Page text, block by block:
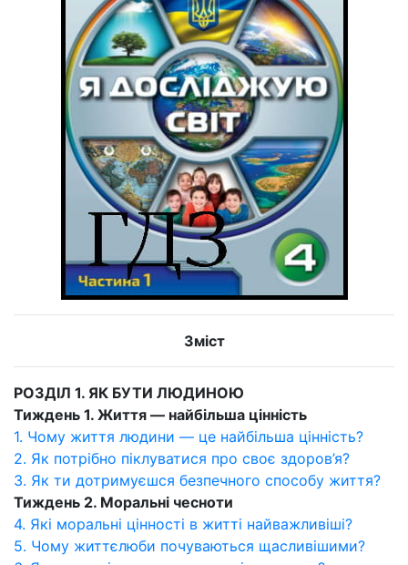
Зміст
РОЗДІЛ 1. ЯК БУТИ ЛЮДИНОЮ
Тиждень 1. Життя — найбільша цінність
1. Чому життя людини — це найбільша цінність?
2. Як потрібно піклуватися про своє здоров’я?
3. Як ти дотримуєшся безпечного способу життя?
Тиждень 2. Моральні чесноти
4. Які моральні цінності в житті найважливіші?
5. Чому життєлюби почуваються щасливішими?